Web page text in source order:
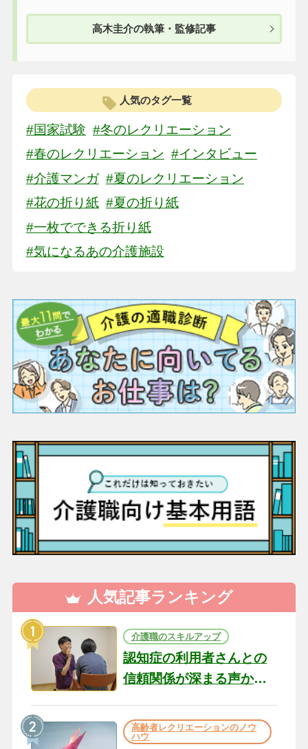
高木圭介の執筆・監修記事
人気のタグ一覧
#国家試験 #冬のレクリエーション
#春のレクリエーション #インタビュー
#介護マンガ #夏のレクリエーション
#花の折り紙 #夏の折り紙
#一枚でできる折り紙
#気になるあの介護施設
人気記事ランキング
介護職のスキルアップ
認知症の利用者さんとの
信頼関係が深まる声かけ
の現場から（22）
高齢者レクリエーションのノウ
ハウ